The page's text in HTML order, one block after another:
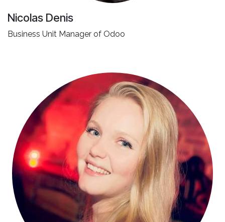
Nicolas Denis
Business Unit Manager of Odoo